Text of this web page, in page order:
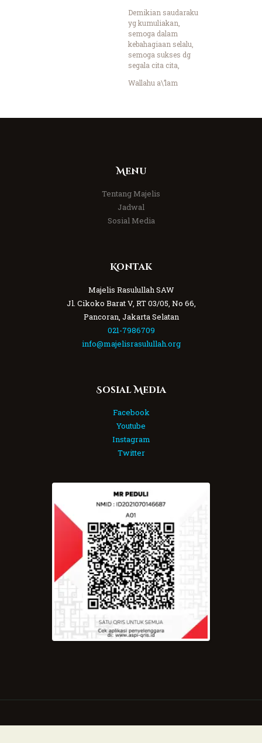
Demikian saudaraku
yg kumuliakan,
semoga dalam
kebahagiaan selalu,
semoga sukses dg
segala cita cita,
Wallahu a\’lam
Menu
Tentang Majelis
Jadwal
Sosial Media
Kontak
Majelis Rasulullah SAW
Jl. Cikoko Barat V, RT 03/05, No 66,
Pancoran, Jakarta Selatan
021-7986709
info@majelisrasulullah.org
Sosial Media
Facebook
Youtube
Instagram
Twitter